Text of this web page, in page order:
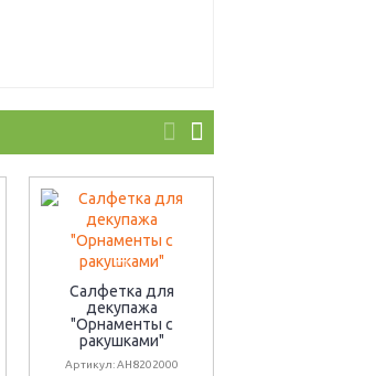
Салфетка для
декупажа
"Орнаменты с
ракушками"
Артикул: AH8202000